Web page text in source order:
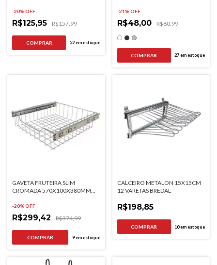
-20% OFF
R$125,95 R$157,99
COMPRAR 52em estoque
-21 % OFF
R$48,00 R$60,99
COMPRAR 27em estoque
GAVETA FRUTEIRA SLIM
CROMADA 570X100X380MM
-20% OFF
R$299,42 R$374,99
9em estoque
CALCEIRO METALON 15X15CM
12 VARETAS BREDAL
R$198,85
10em estoque